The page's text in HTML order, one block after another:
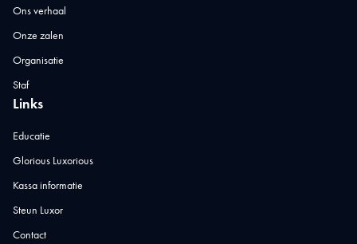
Ons verhaal
Onze zalen
Organisatie
Staf
Links
Educatie
Glorious Luxorious
Kassa informatie
Steun Luxor
Contact